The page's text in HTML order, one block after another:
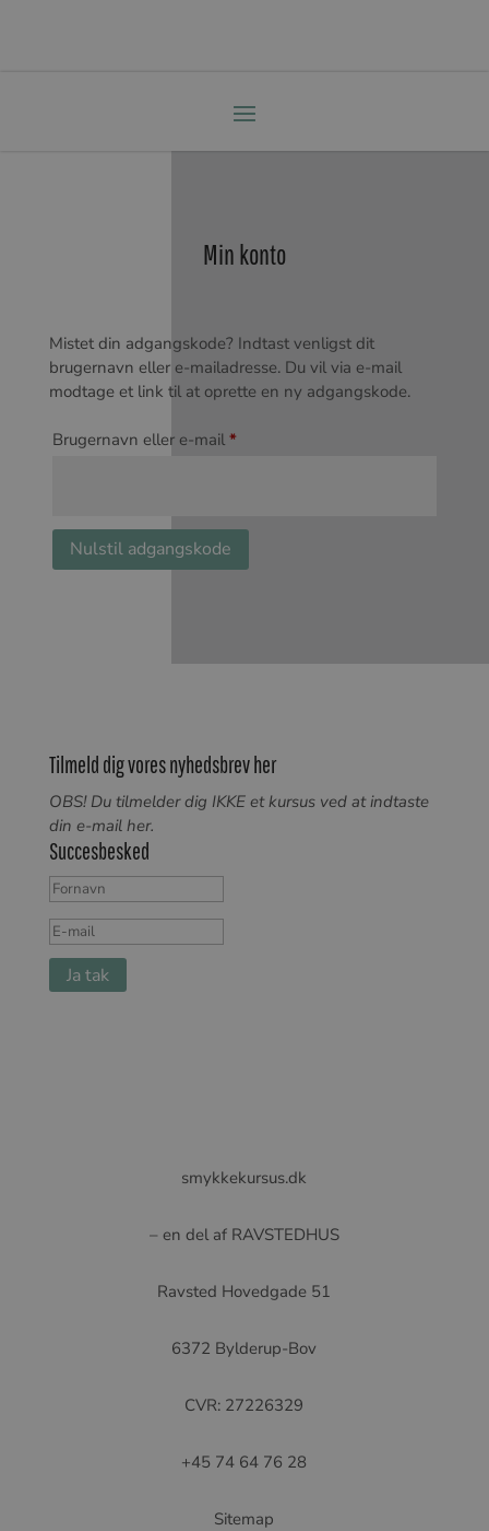
Min konto
Mistet din adgangskode? Indtast venligst dit
brugernavn eller e-mailadresse. Du vil via e-mail
modtage et link til at oprette en ny adgangskode.
Brugernavn eller e-mail *Påkrævet
Nulstil adgangskode
Tilmeld dig vores nyhedsbrev her
OBS! Du tilmelder dig IKKE et kursus ved at indtaste
din e-mail her.
Succesbesked
Ja tak
smykkekursus.dk
– en del af RAVSTEDHUS
Ravsted Hovedgade 51
6372 Bylderup-Bov
CVR: 27226329
+45 74 64 76 28
Sitemap